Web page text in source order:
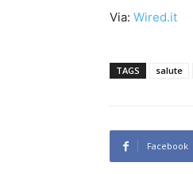
Via: Wired.it
TAGS salute
Facebook